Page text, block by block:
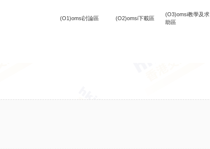
(O1)omsi討論區 (O2)omsi下載區
(O3)omsi教學及求
助區